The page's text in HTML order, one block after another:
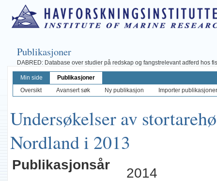
Publikasjoner
DABRED: Database over studier på redskap og fangstrelevant adferd hos
Min side
Publikasjoner
Oversikt
Avansert søk Ny publikasjon Importer
Undersøkelser av
Nordland i 2013
Publikasjonsår
2014